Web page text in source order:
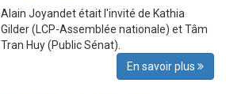
Alain Joyandet était l'invité de Kathia
Gilder (LCP-Assemblée nationale) et Tâm
Tran Huy (Public Sénat).
En savoir plus